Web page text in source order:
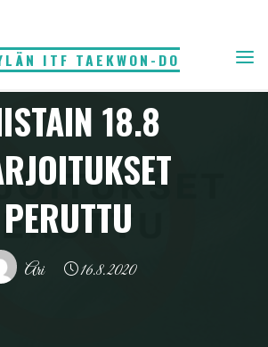
ITF TAEKWON-DO
18.8
PERUTTU
Ari 16.8.2020